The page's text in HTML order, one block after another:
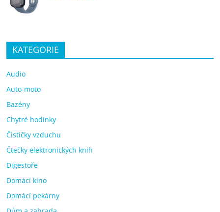
KATEGORIE
Audio
Auto-moto
Bazény
Chytré hodinky
Čističky vzduchu
Čtečky elektronických knih
Digestoře
Domácí kino
Domácí pekárny